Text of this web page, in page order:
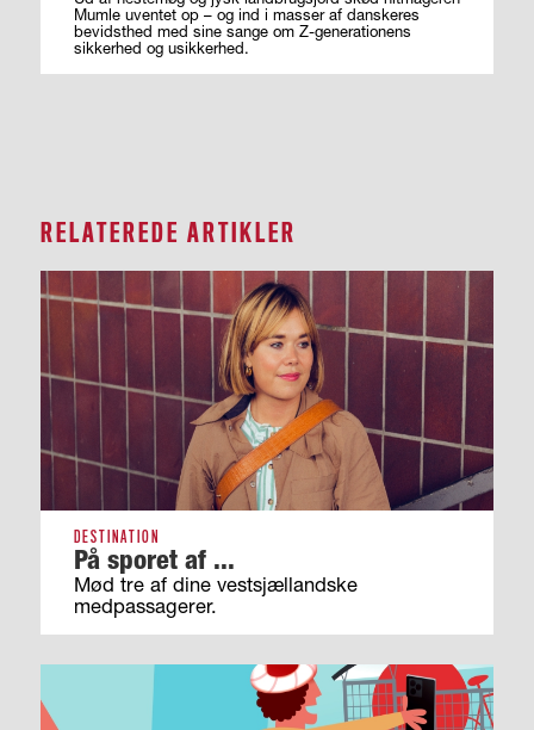
Mumle uventet op – og ind i masser af ­danskeres
bevidsthed med sine sange om ­Z-generationens
sikkerhed og usikkerhed.
RELATEREDE ARTIKLER
DESTINATION
På sporet af ...
Mød tre af dine vestsjællandske
medpassagerer.